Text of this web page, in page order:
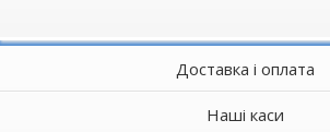
Доставка і оплата
Наші каси